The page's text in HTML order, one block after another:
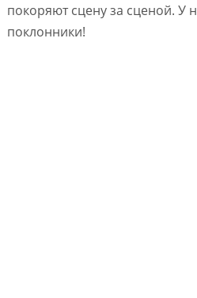
покоряют сцену за сценой. У
поклонники!